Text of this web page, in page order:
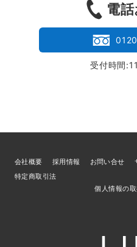
電
受付時間
会社概要 採用情報 お問い合せ
特定商取引法
個人情報の